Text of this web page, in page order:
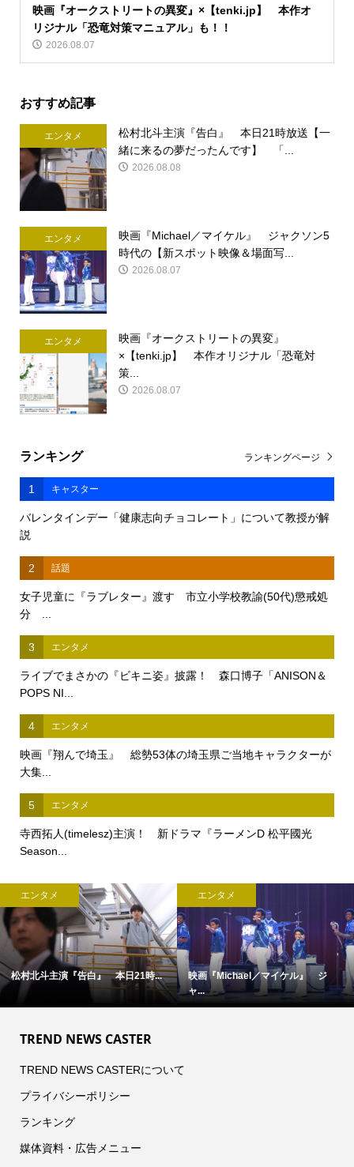
映画『オークストリートの異変』×【tenki.jp】 本作オ
リジナル「恐竜対策マニュアル」も！！
2026.08.07
おすすめ記事
エンタメ
松村北斗主演『告白』 本日21時放送【一
緒に来るの夢だったんです】 「...
2026.08.08
エンタメ
映画『Michael／マイケル』 ジャクソン5
時代の【新スポット映像＆場面写...
2026.08.07
エンタメ
映画『オークストリートの異変』
×【tenki.jp】 本作オリジナル「恐竜対
策...
2026.08.07
ランキング
1 キャスター
バレンタインデー「健康志向チョコレート」について教授が解
説
2 話題
女子児童に『ラブレター』渡す 市立小学校教諭(50代)懲戒処
分 ...
3 エンタメ
ライブでまさかの『ビキニ姿』披露！ 森口博子「ANISON＆
POPS NI...
4 エンタメ
映画『翔んで埼玉』 総勢53体の埼玉県ご当地キャラクターが
大集...
5 エンタメ
寺西拓人(timelesz)主演！ 新ドラマ『ラーメンD 松平國光
Season...
ランキングページ
エンタメ
松村北斗主演『告白』 本日21時...
エンタメ
映画『Michael／マイケル』 ジ
ャ...
TREND NEWS CASTER
TREND NEWS CASTERについて
プライバシーポリシー
ランキング
媒体資料・広告メニュー